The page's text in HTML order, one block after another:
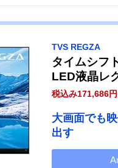
TVS REGZA
タイムシフ
LED液晶レ
税込み171,686円
大画面でも
出す